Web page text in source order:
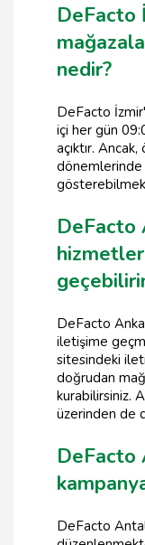
DeFacto
nedir?
DeFacto
içi her gün
açıktır.
dönemlerinde
DeFacto
DeFacto
iletişime
sitesindeki
doğrudan
kurabilirsiniz.
üzerinden de
DeFacto
DeFacto